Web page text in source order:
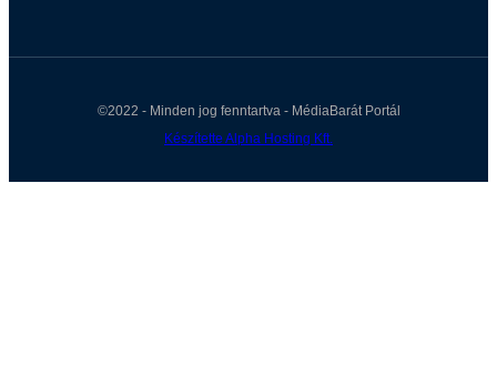
©2022 - Minden jog fenntartva - MédiaBarát Portál
Készítette Alpha Hosting Kft.